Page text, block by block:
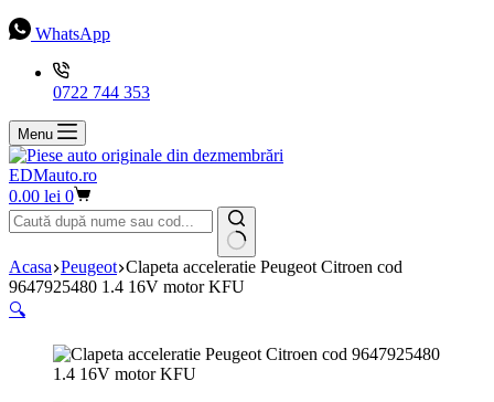
WhatsApp
0722 744 353
Menu
EDMauto.ro
Coș
de
cumpărături
0.00 lei 0
Niciun
rezultat
Acasa Peugeot Clapeta acceleratie Peugeot Citroen cod
9647925480 1.4 16V motor KFU
🔍